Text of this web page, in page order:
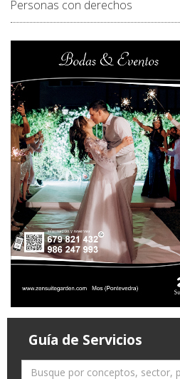
Personas con derechos
Guía de Servicios